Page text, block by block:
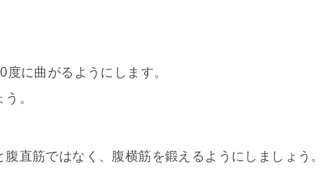
に曲がるようにします。
。
直筋ではなく、腹横筋を鍛えるようにしましょう。